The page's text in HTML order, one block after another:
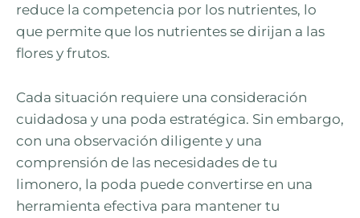
reduce la competencia por los nutrientes, lo
que permite que los nutrientes se dirijan a las
flores y frutos.
Cada situación requiere una consideración
cuidadosa y una poda estratégica. Sin embargo,
con una observación diligente y una
comprensión de las necesidades de tu
limonero, la poda puede convertirse en una
herramienta efectiva para mantener tu